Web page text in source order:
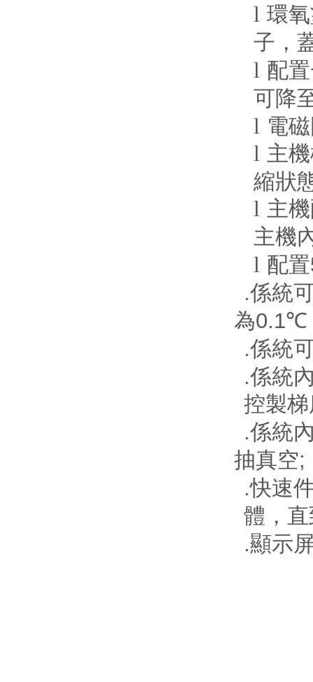
l 環
子，
l 配
可降
l 電
l 主
縮狀
l 主
主機
l 配置
.係統
為0.1℃
.係統
.係統
控製
.係統
抽真空;
.快速
體，
.顯示